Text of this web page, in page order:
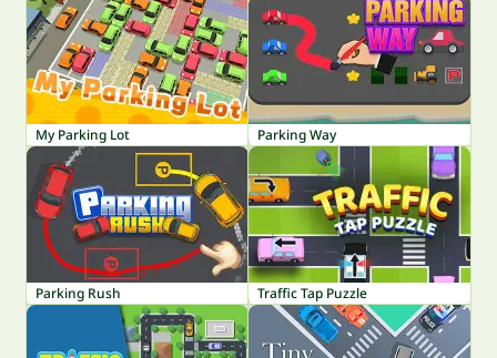
My Parking Lot Parking Way
Parking Rush Traffic Tap Puzzle